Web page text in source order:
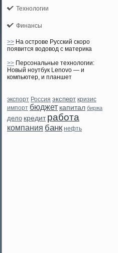
Технологии
Финансы
>> На острове Русский скоро
появится водовод с материка
>> Персональные технологии:
Новый ноутбук Lenovo — и
компьютер, и планшет
экспорт Россия эксперт кризис
импорт бюджет капитал биржа
дело кредит работа
компания банк нефть